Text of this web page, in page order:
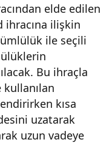
elde edilen
ihracına ilişkin
ile seçili
Bu ihraçla
kısa
uzatarak
uzun vadeye